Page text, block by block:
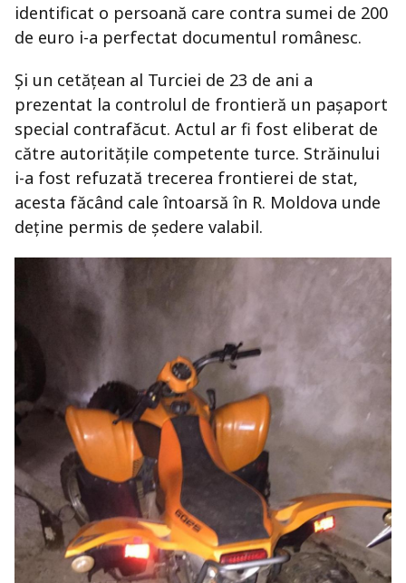
identificat o persoană care contra sumei de 200
de euro i-a perfectat documentul românesc.
Și un cetățean al Turciei de 23 de ani a
prezentat la controlul de frontieră un pașaport
special contrafăcut. Actul ar fi fost eliberat de
către autoritățile competente turce. Străinului
i-a fost refuzată trecerea frontierei de stat,
acesta făcând cale întoarsă în R. Moldova unde
deține permis de ședere valabil.